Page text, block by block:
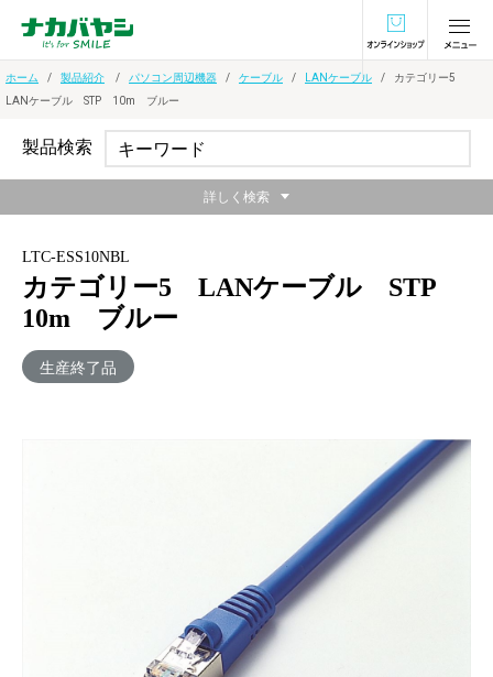
オンラインショ
ホーム 製品紹介 パソコン周辺機器 ケーブル LANケーブル
カテゴリー5
LANケーブル STP 10m ブルー
LTC-ESS10NBL
カテゴリー5 LANケーブル STP
10m ブルー
生産終了品
エンハンストカテゴリー5STPケーブル10BASE-
T・100BASE-TX・1000BASE-T・ISDN・ADSL・
メーカー希望小売価格：
製品検索
詳しく検索